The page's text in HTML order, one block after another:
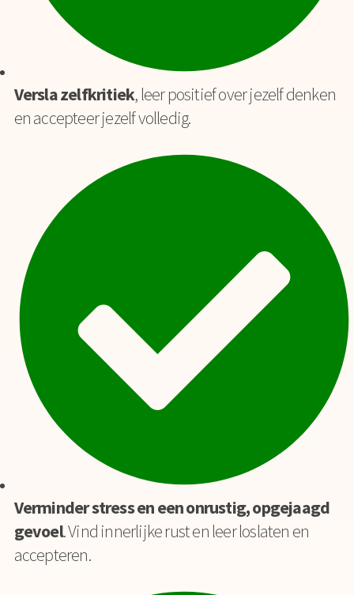
Versla zelfkritiek, leer positief over jezelf denken
en accepteer jezelf volledig.
Verminder stress en een onrustig, opgejaagd
gevoel. Vind innerlijke rust en leer loslaten en
accepteren.